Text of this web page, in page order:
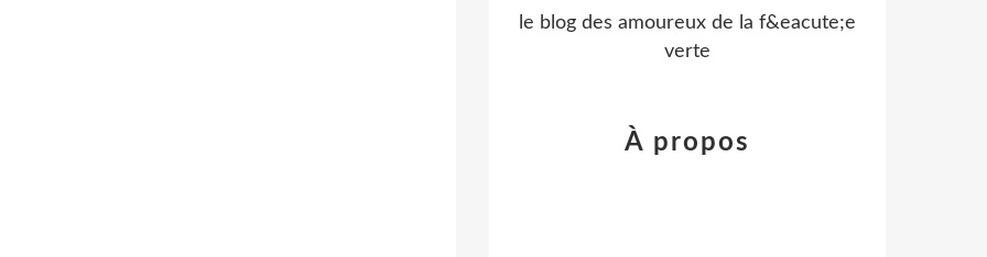
le blog des amoureux de la f&eacute;e
verte
À propos